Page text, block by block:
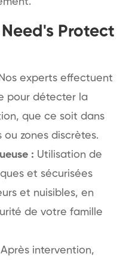
Protect
experts effectuent
pour détecter la
que ce soit dans
ou zones discrètes.
: Utilisation de
et sécurisées
et nuisibles, en
de votre famille
Après intervention,